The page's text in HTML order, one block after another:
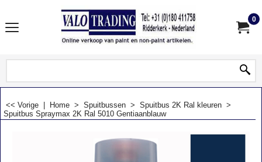
0
<< Vorige Home > Spuitbussen > Spuitbus 2K Ral kleuren >
Spuitbus Spraymax 2K Ral 5010 Gentiaanblauw